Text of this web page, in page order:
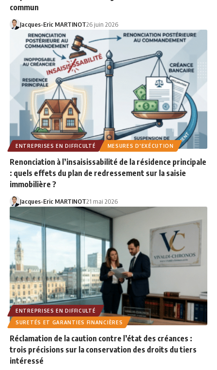
commun
Jacques-Eric MARTINOT26 juin 2026
ENTREPRISES EN DIFFICULTÉ MESURES D'EXÉCUTION
Renonciation à l’insaisissabilité de la résidence principale
: quels effets du plan de redressement sur la saisie
immobilière ?
Jacques-Eric MARTINOT21 mai 2026
ENTREPRISES EN DIFFICULTÉ
SURETÉS ET GARANTIES FINANCIÈRES
Réclamation de la caution contre l’état des créances :
trois précisions sur la conservation des droits du tiers
intéressé